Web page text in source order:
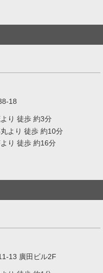
18
り 徒歩 約3分
より 徒歩 約10分
り 徒歩 約16分
13 廣田ビル2F